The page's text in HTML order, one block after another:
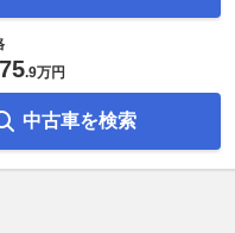
.9万円
中古車を検索